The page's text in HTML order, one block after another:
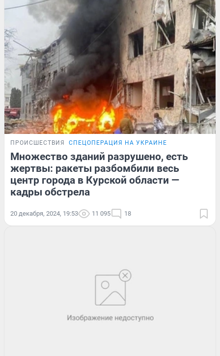
ПРОИСШЕСТВИЯ СПЕЦОПЕРАЦИЯ НА УКРАИНЕ
Множество зданий разрушено, есть
жертвы: ракеты разбомбили весь
центр города в Курской области —
кадры обстрела
20 декабря, 2024, 19:53 11 095 18